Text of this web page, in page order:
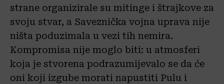
strane organizirale su mitinge i štrajkove za
svoju stvar, a Saveznička vojna uprava nije
ništa poduzimala u vezi tih nemira.
Kompromisa nije moglo biti: u atmosferi
koja je stvorena podrazumijevalo se da će
oni koji izgube morati napustiti Pulu i